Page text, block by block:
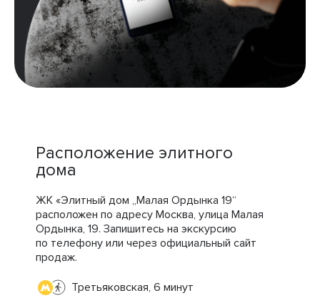
Расположение элитного
дома
ЖК «Элитный дом „Малая Ордынка 19“
расположен по адресу Москва, улица Малая
Ордынка, 19. Запишитесь на экскурсию
по телефону или через официальный сайт
продаж.
Третьяковская, 6 минут